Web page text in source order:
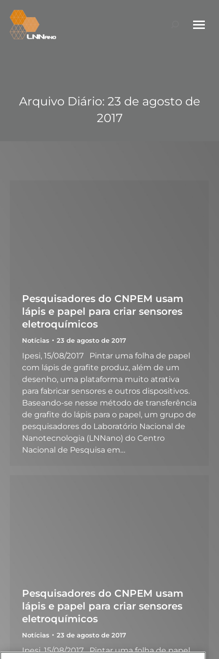
Search:
Arquivo Diário: 23 de agosto de
2017
Pesquisadores do CNPEM usam
lápis e papel para criar sensores
eletroquímicos
Notícias 23 de agosto de 2017
Ipesi, 15/08/2017 Pintar uma folha de papel
com lápis de grafite produz, além de um
desenho, uma plataforma muito atrativa
para fabricar sensores e outros dispositivos.
Baseando-se nesse método de transferência
de grafite do lápis para o papel, um grupo de
pesquisadores do Laboratório Nacional de
Nanotecnologia (LNNano) do Centro
Nacional de Pesquisa em…
Pesquisadores do CNPEM usam
lápis e papel para criar sensores
eletroquímicos
Notícias 23 de agosto de 2017
Ipesi, 15/08/2017 Pintar uma folha de papel